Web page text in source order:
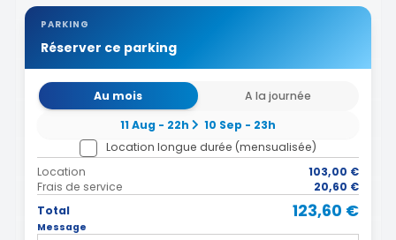
PARKING
Réserver ce parking
Au mois
A la journée
11 Aug - 22h
10 Sep - 23h
Location longue durée (mensualisée)
Location
103,00 €
Frais de service
20,60 €
Total
123,60 €
Message